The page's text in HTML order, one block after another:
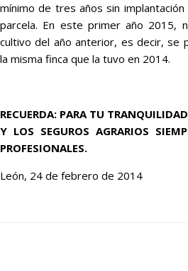
mínimo de tres años sin
parcela. En este primer año 2015,
cultivo del año anterior, es decir, se
la misma finca que la tuvo en 2014.
RECUERDA: PARA TU
Y LOS SEGUROS AGRARIOS
PROFESIONALES.
León, 24 de febrero de 2014